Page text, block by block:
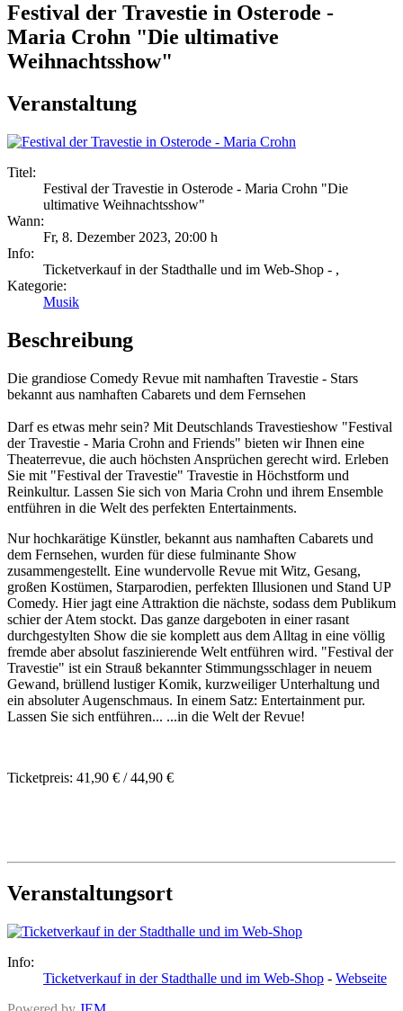
Festival der Travestie in Osterode -
Maria Crohn "Die ultimative
Weihnachtsshow"
Veranstaltung
Titel:
Festival der Travestie in Osterode - Maria Crohn "Die
ultimative Weihnachtsshow"
Wann:
Fr, 8. Dezember 2023, 20:00 h
Info:
Ticketverkauf in der Stadthalle und im Web-Shop - ,
Kategorie:
Musik
Beschreibung
Die grandiose Comedy Revue mit namhaften Travestie - Stars
bekannt aus namhaften Cabarets und dem Fernsehen
Darf es etwas mehr sein? Mit Deutschlands Travestieshow "Festival
der Travestie - Maria Crohn and Friends" bieten wir Ihnen eine
Theaterrevue, die auch höchsten Ansprüchen gerecht wird. Erleben
Sie mit "Festival der Travestie" Travestie in Höchstform und
Reinkultur. Lassen Sie sich von Maria Crohn und ihrem Ensemble
entführen in die Welt des perfekten Entertainments.
Nur hochkarätige Künstler, bekannt aus namhaften Cabarets und
dem Fernsehen, wurden für diese fulminante Show
zusammengestellt. Eine wundervolle Revue mit Witz, Gesang,
großen Kostümen, Starparodien, perfekten Illusionen und Stand UP
Comedy. Hier jagt eine Attraktion die nächste, sodass dem Publikum
schier der Atem stockt. Das ganze dargeboten in einer rasant
durchgestylten Show die sie komplett aus dem Alltag in eine völlig
fremde aber absolut faszinierende Welt entführen wird. "Festival der
Travestie" ist ein Strauß bekannter Stimmungsschlager in neuem
Gewand, brüllend lustiger Komik, kurzweiliger Unterhaltung und
ein absoluter Augenschmaus. In einem Satz: Entertainment pur.
Lassen Sie sich entführen... ...in die Welt der Revue!
Ticketpreis: 41,90 € / 44,90 €
Veranstaltungsort
Info:
Ticketverkauf in der Stadthalle und im Web-Shop - Webseite